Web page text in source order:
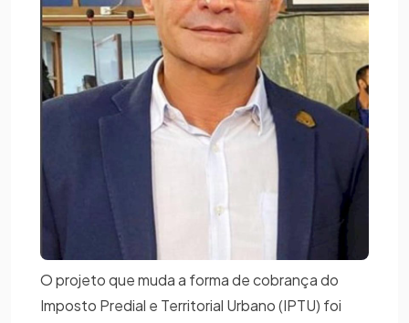
O projeto que muda a forma de cobrança do
Imposto Predial e Territorial Urbano (IPTU) foi